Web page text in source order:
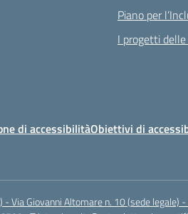
Piano per
I progetti delle
di accessibilitàObiettivi di
- Via Giovanni Altomare n. 10 (sede legale)